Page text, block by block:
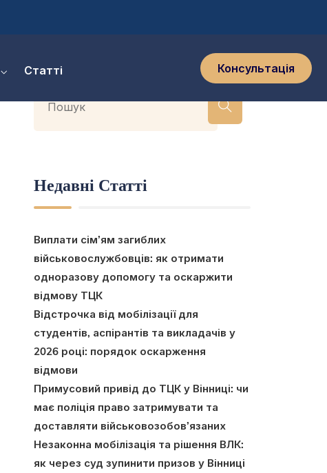
Статті Консультація
Недавні Статті
Виплати сім’ям загиблих
військовослужбовців: як отримати
одноразову допомогу та оскаржити
відмову ТЦК
Відстрочка від мобілізації для
студентів, аспірантів та викладачів у
2026 році: порядок оскарження
відмови
Примусовий привід до ТЦК у Вінниці: чи
має поліція право затримувати та
доставляти військовозобов’язаних
Незаконна мобілізація та рішення ВЛК:
як через суд зупинити призов у Вінниці